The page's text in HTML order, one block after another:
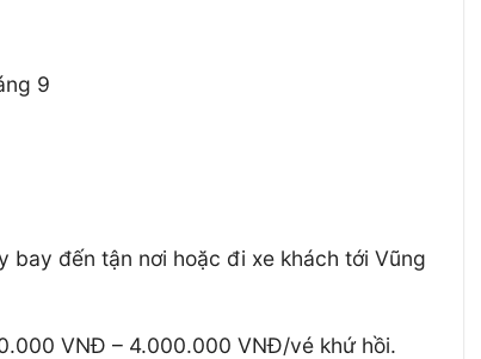
9
bay đến tận nơi hoặc đi xe khách tới Vũng
VNĐ – 4.000.000 VNĐ/vé khứ hồi.